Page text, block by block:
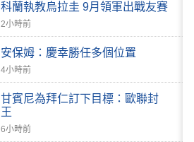
科蘭執教烏拉圭 9月領軍出戰友賽
2小時前
安保姆：慶幸勝任多個位置
4小時前
甘賓尼為拜仁訂下目標：歐聯封
王
6小時前